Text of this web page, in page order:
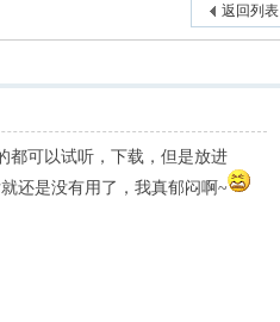
返回列表
都可以试听，下载，但是放进
还是没有用了，我真郁闷啊~